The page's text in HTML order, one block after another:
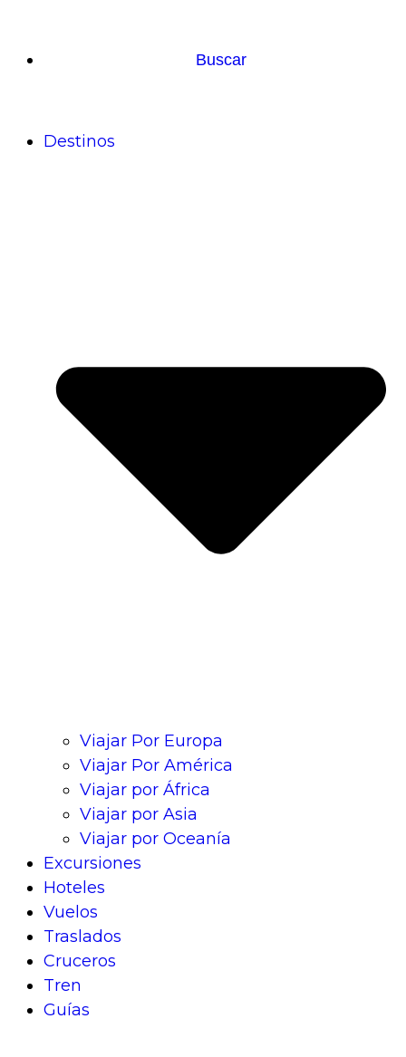
Buscar
Destinos
Viajar Por Europa
Viajar Por América
Viajar por África
Viajar por Asia
Viajar por Oceanía
Excursiones
Hoteles
Vuelos
Traslados
Cruceros
Tren
Guías